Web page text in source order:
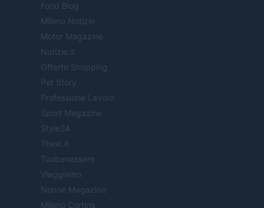
Food Blog
Milano Notizie
Motor Magazine
Notizie.it
Offerte Shopping
Pet Story
Professione Lavoro
Sport Magazine
Style24
Think.it
Tuobenessere
Viaggiamo
Nonne Magazine
Milano Cortina